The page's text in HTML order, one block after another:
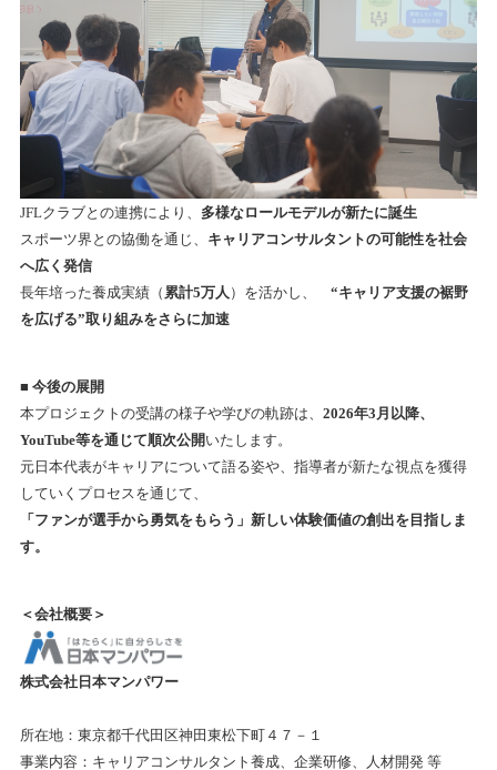
JFLクラブとの連携により、 多様なロールモデルが新たに誕生
スポーツ界との協働を通じ、 キャリアコンサルタントの可能性を社会
へ広く発信
長年培った養成実績（ 累計5万人 ）を活かし、“キャリア支援の裾野
を広げる”取り組みをさらに加速
■今後の展開
本プロジェクトの受講の様子や学びの軌跡は、2026年3月以降、
YouTube等を通じて順次公開いたします。
元日本代表がキャリアについて語る姿や、指導者が新たな視点を獲得
していくプロセスを通じて、
「ファンが選手から勇気をもらう」新しい体験価値の創出を目指しま
す。
＜会社概要＞
株式会社日本マンパワー
所在地：東京都千代田区神田東松下町４７－１
事業内容：キャリアコンサルタント養成、企業研修、人材開発 等